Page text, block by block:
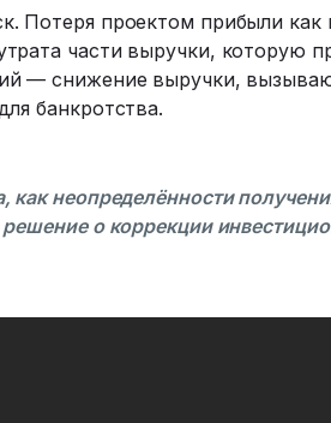
Потеря проектом прибыли как
части выручки, которую
— снижение выручки,
банкротства.
как неопределённости
о коррекции